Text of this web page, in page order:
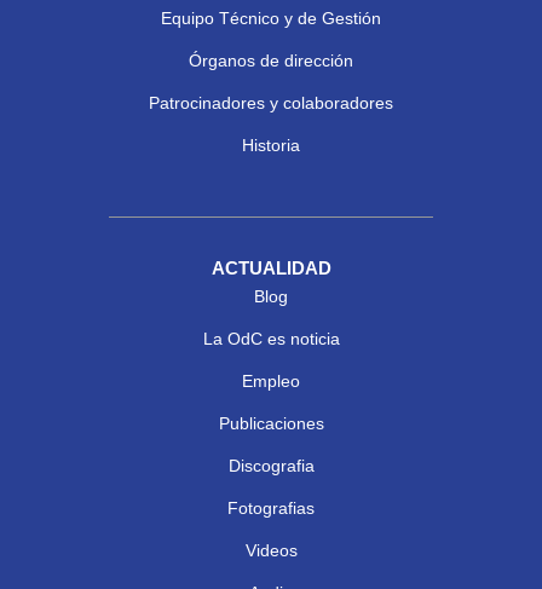
Equipo Técnico y de Gestión
Órganos de dirección
Patrocinadores y colaboradores
Historia
ACTUALIDAD
Blog
La OdC es noticia
Empleo
Publicaciones
Discografia
Fotografias
Videos